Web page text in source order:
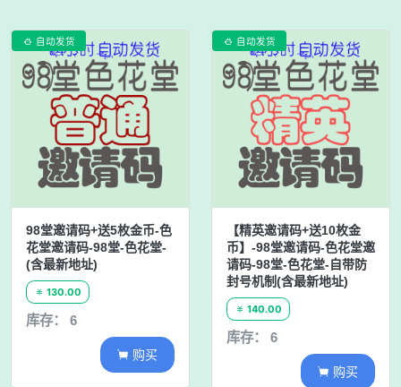
 自动发货
98堂邀请码+送5枚金币-色
花堂邀请码-98堂-色花堂-
(含最新地址)
 130.00
库存： 6
 购买
 自动发货
【精英邀请码+送10枚金
币】-98堂邀请码-色花堂邀
请码-98堂-色花堂-自带防
封号机制(含最新地址)
 140.00
库存： 6
 购买